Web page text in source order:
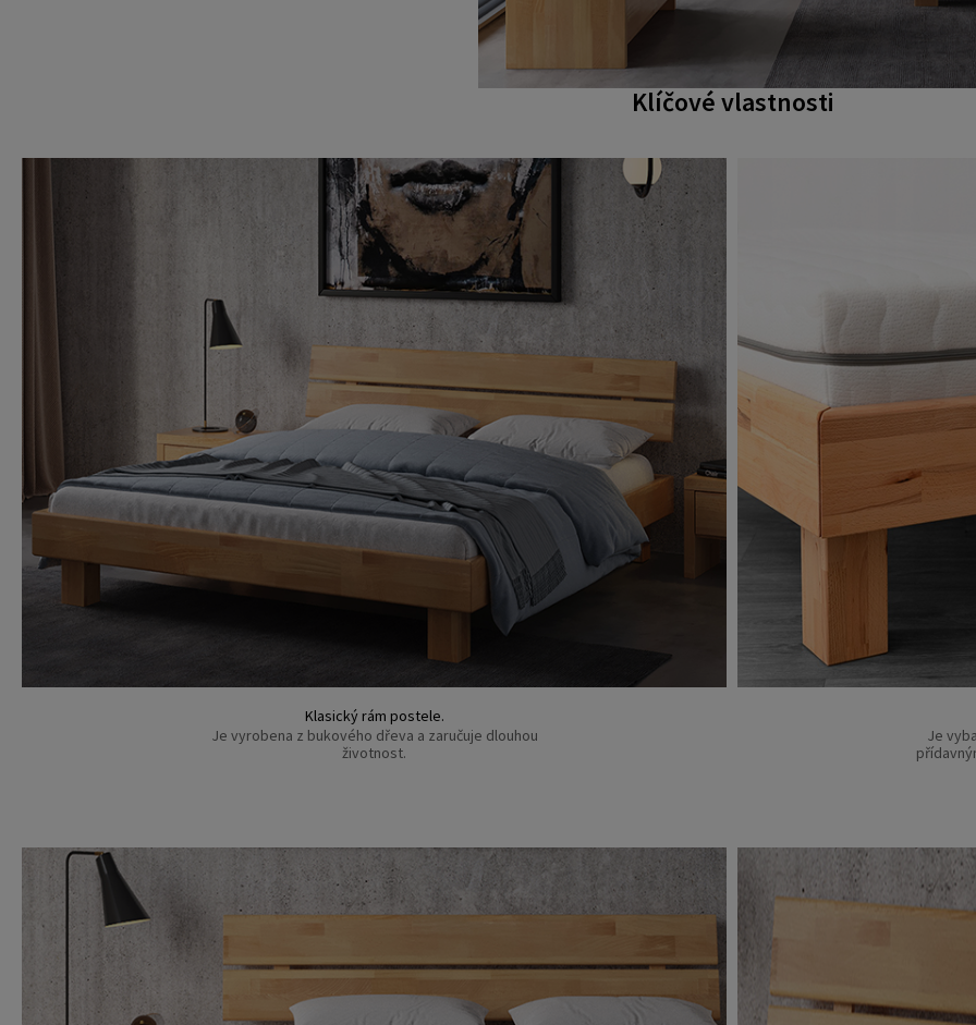
Klíčové vlastnosti
Klasický rám postele.
Je vyrobena z bukového dřeva a zaručuje dlouhou
životnost.
Je